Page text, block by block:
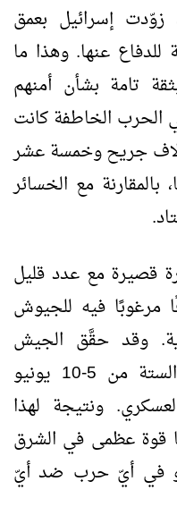
زوّدت إسرائيل بعمق
للدفاع عنها. وهذا ما
تامة بشأن أمنهم
الحرب الخاطفة كانت
من ألف قتيل وأقل من 5 آلاف جريح وخمسة عشر
مع الخسائر
قصيرة مع عدد قليل
مرغوبًا فيه للجيوش
وقد حقَّق الجيش
الإسرائيلي في حرب الأيام الستة من 5-10 يونيو
ونتيجة لهذا
قوة عظمى في الشرق
في أيّ حرب ضد أيّ